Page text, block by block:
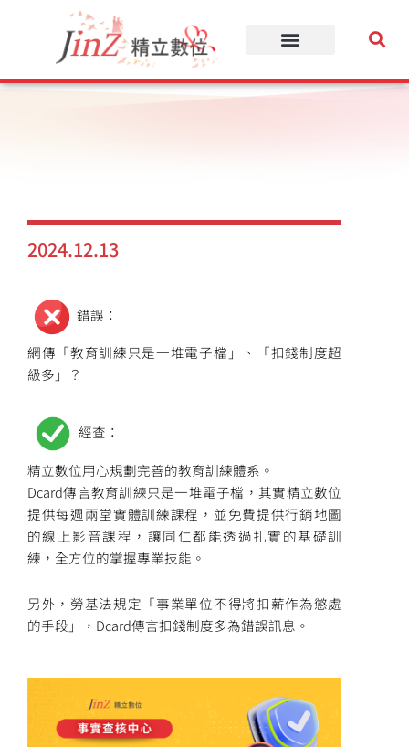
要
2024.12.13
錯誤：
網傳「教育訓練只是一堆電子檔」、「扣錢制度超
級多」？
經查：
精立數位用心規劃完善的教育訓練體系。
Dcard傳言教育訓練只是一堆電子檔，其實精立數位
提供每週兩堂實體訓練課程，並免費提供行銷地圖
的線上影音課程，讓同仁都能透過扎實的基礎訓
練，全方位的掌握專業技能。
另外，勞基法規定「事業單位不得將扣薪作為懲處
的手段」，Dcard傳言扣錢制度多為錯誤訊息。